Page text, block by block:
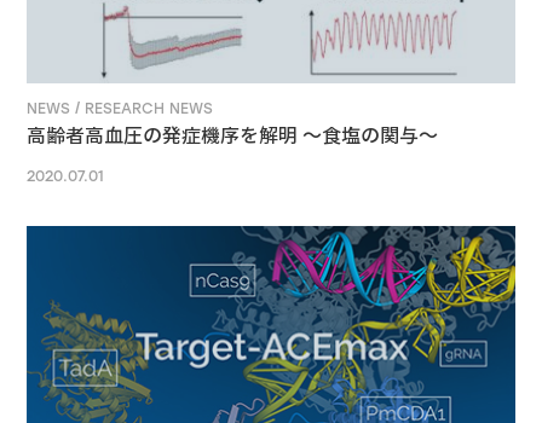
NEWS / RESEARCH NEWS
高齢者高血圧の発症機序を解明 ～食塩の関与～
2020.07.01